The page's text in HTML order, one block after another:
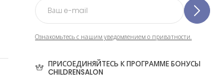
Ознакомьтесь с нашим уведомлением о приватности.
ПРИСОЕДИНЯЙТЕСЬ К ПРОГРАММЕ БОНУСЫ
CHILDRENSALON